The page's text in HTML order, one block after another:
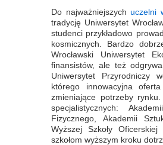
Do najważniejszychuczelni
tradycję Uniwersytet
studenci przykładowo
kosmicznych. Bardzo
Wrocławski Uniwersytet
finansistów, ale też
Uniwersytet Przyrodniczy
którego innowacyjna
zmieniające potrzeby
specjalistycznych:
Fizycznego, Akademii
Wyższej Szkoły
szkołom wyższym kroku